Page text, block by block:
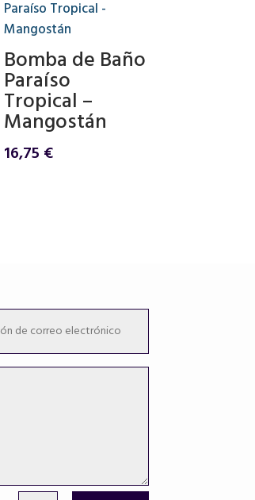
Bomba de Baño
Paraíso
Tropical –
Mangostán
16,75 €